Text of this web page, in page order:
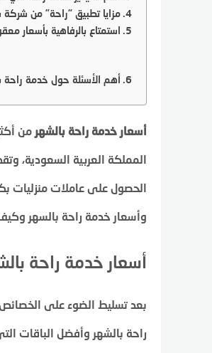
مزايا تطبيق “راحة” من
استمتاع بالرفاهية بأسعار
أهم الأسئلة حول خدمة
أسعار خدمة راحة بالشهر من
المملكة العربية السعودية،
الحصول على عاملات منزليات
وأسعار خدمة راحة بالسهر
أسعار خدمة راحة
بعد تسليط الضوء على
راحة بالشهر وأفضل الباقات